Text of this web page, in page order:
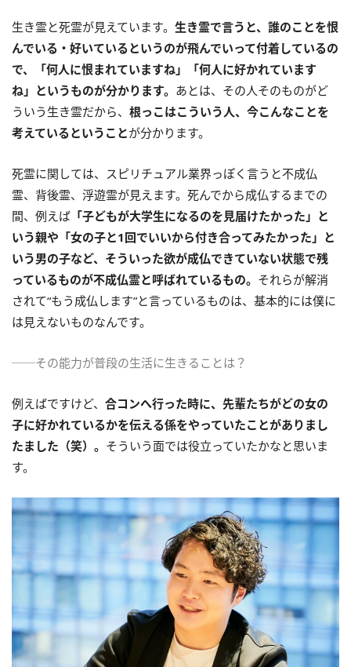
生き霊と死霊が見えています。 生き霊で言うと、誰のことを恨
んでいる・好いているというのが飛んでいって付着しているの
で、「何人に恨まれていますね」「何人に好かれています
ね」というものが分かります。 あとは、その人そのものがど
ういう生き霊だから、 根っこはこういう人、今こんなことを
考えているということが分かります。
死霊に関しては、スピリチュアル業界っぽく言うと不成仏
霊、背後霊、浮遊霊が見えます。死んでから成仏するまでの
間、例えば 「子どもが大学生になるのを見届けたかった」と
いう親や「女の子と1回でいいから付き合ってみたかった」と
いう男の子など、そういった欲が成仏できていない状態で残
っているものが不成仏霊と呼ばれているもの。 それらが解消
されて“もう成仏します”と言っているものは、基本的には僕に
は見えないものなんです。
──その能力が普段の生活に生きることは？
例えばですけど、 合コンへ行った時に、先輩たちがどの女の
子に好かれているかを伝える係をやっていたことがありまし
たました（笑）。 そういう面では役立っていたかなと思いま
す。